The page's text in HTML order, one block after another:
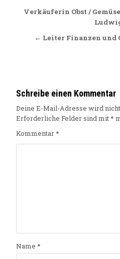
Verkäuferin Obst /
← Leiter Finanzen
Schreibe einen Kommentar
Deine E-Mail-Adresse wird
Erforderliche Felder sind mit*
Kommentar*
Name *